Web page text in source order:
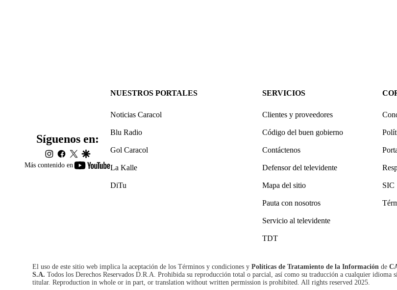
Más contenido en
youtube-
Síguenos en:
instagram
facebook
twittergoogle
NUESTROS PORTALES
Noticias Caracol
Blu Radio
Gol Caracol
La Kalle
DiTu
SERVICIOS
Clientes y proveedores
Código del buen gobierno
Contáctenos
Defensor del televidente
Mapa del sitio
Pauta con nosotros
Servicio al televidente
TDT
SIC
El uso de este sitio web implica la aceptación de los Términos y condiciones y Políticas de Tratamiento de la Información de
S.A. Todos los Derechos Reservados D.R.A. Prohibida su reproducción total o parcial, así como su traducción a cualquier idioma
titular. Reproduction in whole or in part, or translation without written permission is prohibited. All rights reserved 2025.